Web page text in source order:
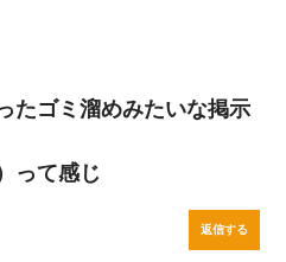
たゴミ溜めみたいな掲示
って感じ
返信する